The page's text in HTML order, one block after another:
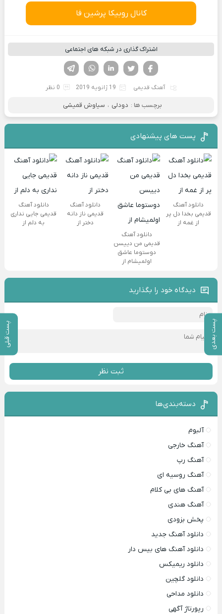
پست بعدی پست قبلی
کانال روبیکا پرشین فا
اشتراک گذاری در شبکه های اجتماعی
لینکدین تویتر
فیسوک
آهنگ قدیمی 19 ژانویه 2019 0 نظر
برچسب ها : دودلی ، سیاوش قمیشی
پست های پیشنهادی
دانلود آهنگ
قدیمی بخدا دل پر
از غمه از
دانلود آهنگ
قدیمی من دییسن
دوستوما عاشق
اولمیشام از
دانلود آهنگ
قدیمی ناز دانه
دختر از
دانلود آهنگ
قدیمی جایی نداری
به دلم از
دیدگاه خود را بگذارید
ثبت نظر
دسته‌بندی‌ها
آلبوم
آهنگ خارجی
آهنگ رپ
آهنگ روسیه ای
آهنگ های بی کلام
آهنگ هندی
پخش بزودی
دانلود آهنگ جدید
دانلود آهنگ های بیس دار
دانلود ریمیکس
دانلود گلچین
دانلود مداحی
رپورتاژ آگهی